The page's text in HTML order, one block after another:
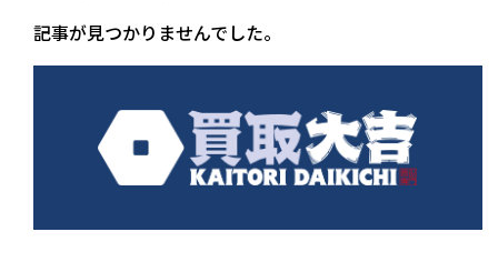
記事が見つかりませんでした。